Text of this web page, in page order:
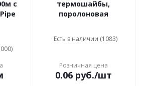
с
термошайбы,
поролоновая
Есть в наличии (1083)
Розничная цена
0.06руб./шт